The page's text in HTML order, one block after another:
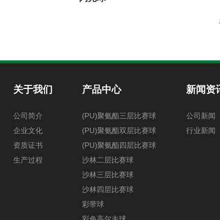
关于我们
公司简介
企业文化
资质证书
生产过程
产品中心
(PU)聚氨酯三层比赛球
(PU)聚氨酯双层比赛球
(PU)聚氨酯四层比赛球
沙林二层比赛球
沙林三层比赛球
沙林四层比赛球
彩带球
新闻资
公司新闻
行业新闻